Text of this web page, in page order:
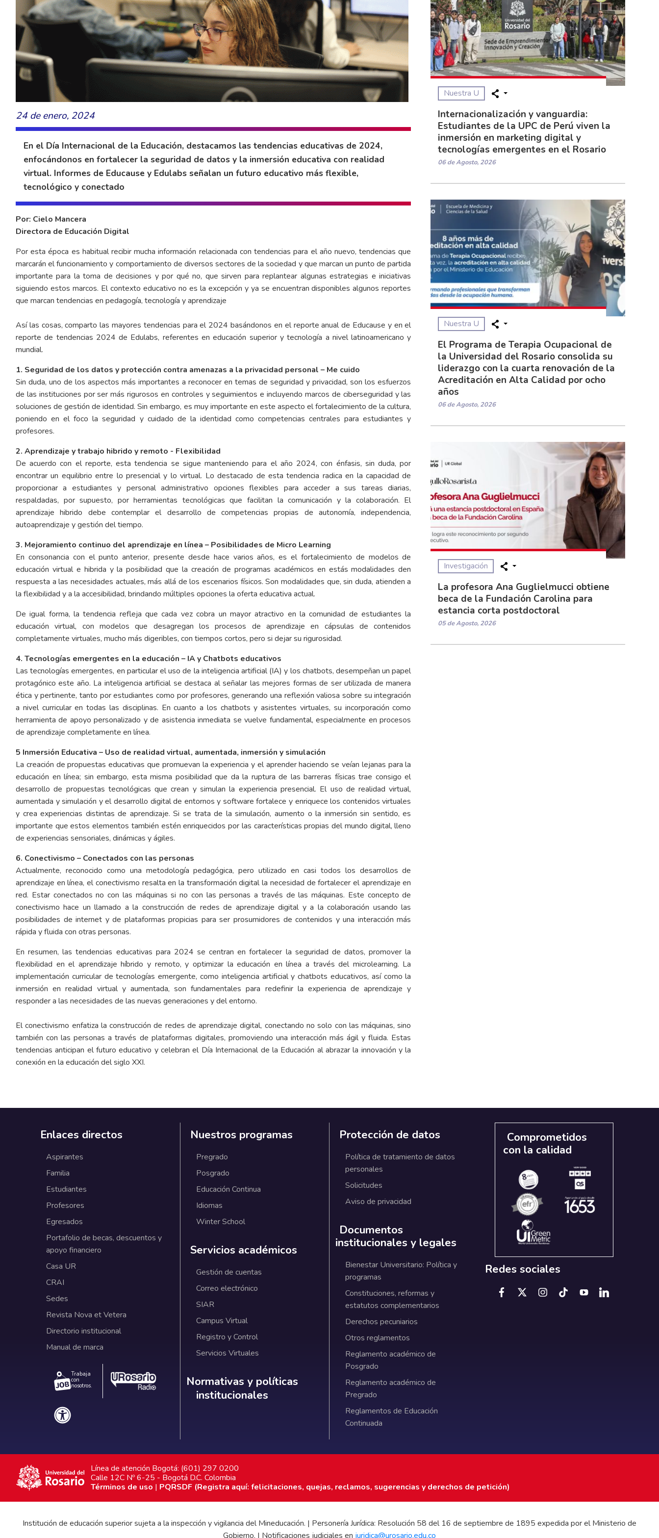
24 de enero, 2024
En el Día Internacional de la Educación, destacamos las tendencias educativas de 2024,
enfocándonos en fortalecer la seguridad de datos y la inmersión educativa con realidad
virtual. Informes de Educause y Edulabs señalan un futuro educativo más flexible,
tecnológico y conectado
Por: Cielo Mancera
Directora de Educación Digital
Por esta época es habitual recibir mucha información relacionada con tendencias para el año nuevo, tendencias que
marcarán el funcionamiento y comportamiento de diversos sectores de la sociedad y que marcan un punto de partida
importante para la toma de decisiones y por qué no, que sirven para replantear algunas estrategias e iniciativas
siguiendo estos marcos. El contexto educativo no es la excepción y ya se encuentran disponibles algunos reportes
que marcan tendencias en pedagogía, tecnología y aprendizaje
Así las cosas, comparto las mayores tendencias para el 2024 basándonos en el reporte anual de Educause y en el
reporte de tendencias 2024 de Edulabs, referentes en educación superior y tecnología a nivel latinoamericano y
mundial.
1. Seguridad de los datos y protección contra amenazas a la privacidad personal – Me cuido
Sin duda, uno de los aspectos más importantes a reconocer en temas de seguridad y privacidad, son los esfuerzos
de las instituciones por ser más rigurosos en controles y seguimientos e incluyendo marcos de ciberseguridad y las
soluciones de gestión de identidad. Sin embargo, es muy importante en este aspecto el fortalecimiento de la cultura,
poniendo en el foco la seguridad y cuidado de la identidad como competencias centrales para estudiantes y
profesores.
2. Aprendizaje y trabajo hibrido y remoto - Flexibilidad
De acuerdo con el reporte, esta tendencia se sigue manteniendo para el año 2024, con énfasis, sin duda, por
encontrar un equilibrio entre lo presencial y lo virtual. Lo destacado de esta tendencia radica en la capacidad de
proporcionar a estudiantes y personal administrativo opciones flexibles para acceder a sus tareas diarias,
respaldadas, por supuesto, por herramientas tecnológicas que facilitan la comunicación y la colaboración. El
aprendizaje hibrido debe contemplar el desarrollo de competencias propias de autonomía, independencia,
autoaprendizaje y gestión del tiempo.
3. Mejoramiento continuo del aprendizaje en línea – Posibilidades de Micro Learning
En consonancia con el punto anterior, presente desde hace varios años, es el fortalecimiento de modelos de
educación virtual e hibrida y la posibilidad que la creación de programas académicos en estás modalidades den
respuesta a las necesidades actuales, más allá de los escenarios físicos. Son modalidades que, sin duda, atienden a
la flexibilidad y a la accesibilidad, brindando múltiples opciones la oferta educativa actual.
De igual forma, la tendencia refleja que cada vez cobra un mayor atractivo en la comunidad de estudiantes la
educación virtual, con modelos que desagregan los procesos de aprendizaje en cápsulas de contenidos
completamente virtuales, mucho más digeribles, con tiempos cortos, pero si dejar su rigurosidad.
4. Tecnologías emergentes en la educación – IA y Chatbots educativos
Las tecnologías emergentes, en particular el uso de la inteligencia artificial (IA) y los chatbots, desempeñan un papel
protagónico este año. La inteligencia artificial se destaca al señalar las mejores formas de ser utilizada de manera
ética y pertinente, tanto por estudiantes como por profesores, generando una reflexión valiosa sobre su integración
a nivel curricular en todas las disciplinas. En cuanto a los chatbots y asistentes virtuales, su incorporación como
herramienta de apoyo personalizado y de asistencia inmediata se vuelve fundamental, especialmente en procesos
de aprendizaje completamente en línea.
5 Inmersión Educativa – Uso de realidad virtual, aumentada, inmersión y simulación
La creación de propuestas educativas que promuevan la experiencia y el aprender haciendo se veían lejanas para la
educación en línea; sin embargo, esta misma posibilidad que da la ruptura de las barreras físicas trae consigo el
desarrollo de propuestas tecnológicas que crean y simulan la experiencia presencial. El uso de realidad virtual,
aumentada y simulación y el desarrollo digital de entornos y software fortalece y enriquece los contenidos virtuales
y crea experiencias distintas de aprendizaje. Si se trata de la simulación, aumento o la inmersión sin sentido, es
importante que estos elementos también estén enriquecidos por las características propias del mundo digital, lleno
de experiencias sensoriales, dinámicas y ágiles.
6. Conectivismo – Conectados con las personas
Actualmente, reconocido como una metodología pedagógica, pero utilizado en casi todos los desarrollos de
aprendizaje en línea, el conectivismo resalta en la transformación digital la necesidad de fortalecer el aprendizaje en
red. Estar conectados no con las máquinas si no con las personas a través de las máquinas. Este concepto de
conectivismo hace un llamado a la construcción de redes de aprendizaje digital y a la colaboración usando las
posibilidades de internet y de plataformas propicias para ser prosumidores de contenidos y una interacción más
rápida y fluida con otras personas.
En resumen, las tendencias educativas para 2024 se centran en fortalecer la seguridad de datos, promover la
flexibilidad en el aprendizaje híbrido y remoto, y optimizar la educación en línea a través del microlearning. La
implementación curricular de tecnologías emergente, como inteligencia artificial y chatbots educativos, así como la
inmersión en realidad virtual y aumentada, son fundamentales para redefinir la experiencia de aprendizaje y
responder a las necesidades de las nuevas generaciones y del entorno.
El conectivismo enfatiza la construcción de redes de aprendizaje digital, conectando no solo con las máquinas, sino
también con las personas a través de plataformas digitales, promoviendo una interacción más ágil y fluida. Estas
tendencias anticipan el futuro educativo y celebran el Día Internacional de la Educación al abrazar la innovación y la
conexión en la educación del siglo XXI.
Nuestra U
Internacionalización y vanguardia:
Estudiantes de la UPC de Perú viven la
inmersión en marketing digital y
tecnologías emergentes en el Rosario
06 de Agosto, 2026
Nuestra U
El Programa de Terapia Ocupacional de
la Universidad del Rosario consolida su
liderazgo con la cuarta renovación de la
Acreditación en Alta Calidad por ocho
años
06 de Agosto, 2026
Investigación
La profesora Ana Guglielmucci obtiene
beca de la Fundación Carolina para
estancia corta postdoctoral
05 de Agosto, 2026
Enlaces directos
Aspirantes
Familia
Estudiantes
Profesores
Egresados
Portafolio de becas, descuentos y
apoyo financiero
Casa UR
CRAI
Sedes
Revista Nova et Vetera
Directorio institucional
Manual de marca
Trabaja
con
nosotros.
Nuestros programas
Pregrado
Posgrado
Educación Continua
Idiomas
Winter School
Servicios académicos
Gestión de cuentas
Correo electrónico
SIAR
Campus Virtual
Registro y Control
Servicios Virtuales
Normativas y políticas institucionales
Normativas y políticas
institucionales
Protección de datos
Política de tratamiento de datos
personales
Solicitudes
Aviso de privacidad
Documentos
institucionales y legales
Bienestar Universitario: Política y
programas
Constituciones, reformas y
estatutos complementarios
Derechos pecuniarios
Otros reglamentos
Reglamento académico de
Posgrado
Reglamento académico de
Pregrado
Reglamentos de Educación
Continuada
Comprometidos
con la calidad
Redes sociales
Línea de atención Bogotá: (601) 297 0200
Calle 12C Nº 6-25 - Bogotá D.C. Colombia
Términos de uso | PQRSDF (Registra aquí: felicitaciones, quejas, reclamos, sugerencias y derechos de petición)
Institución de educación superior sujeta a la inspección y vigilancia del Mineducación. | Personería Jurídica: Resolución 58 del 16 de septiembre de 1895 expedida por el Ministerio de
Gobierno. | Notificaciones judiciales en juridica@urosario.edu.co